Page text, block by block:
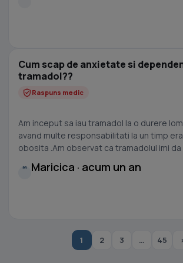
Cum scap de anxietate si
tramadol??
Raspuns medic
Am inceput sa iau tramadol la o durere lombara.Eu
avand multe responsabilitati la un timp
M Maricica · acum un an
1 2 3 … 45 ›